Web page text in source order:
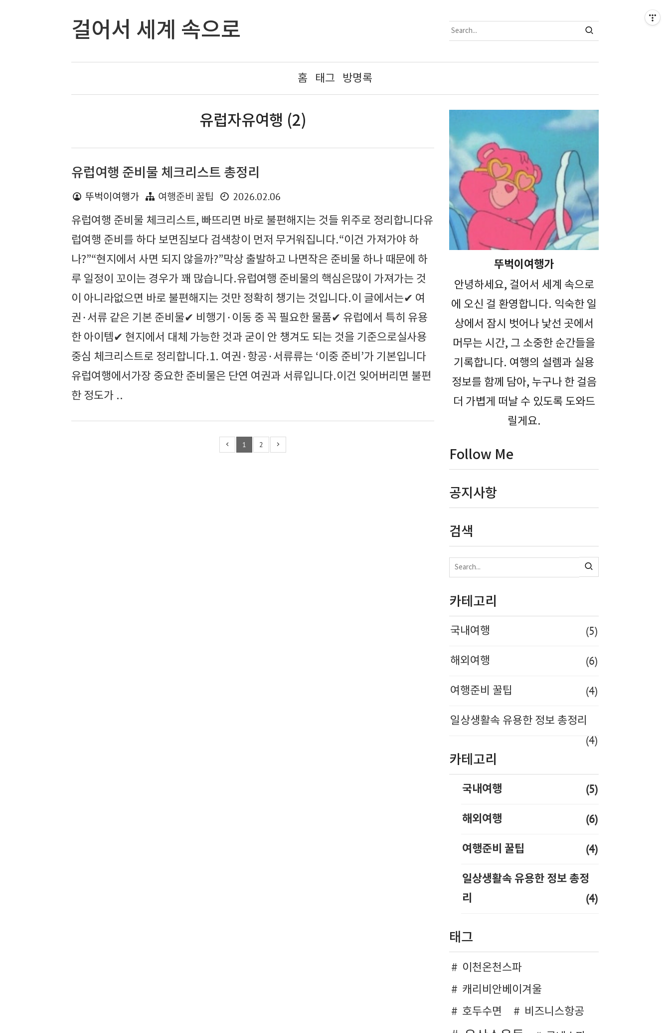
걸어서 세계 속으로
홈 태그 방명록
유럽자유여행 (2)
유럽여행 준비물 체크리스트 총정리
뚜벅이여행가 여행준비 꿀팁
2026.02.06
유럽여행 준비물 체크리스트, 빠뜨리면 바로 불편해지는 것들 위주로 정리합니다유
럽여행 준비를 하다 보면짐보다 검색창이 먼저 무거워집니다.“이건 가져가야 하
나?”“현지에서 사면 되지 않을까?”막상 출발하고 나면작은 준비물 하나 때문에 하
루 일정이 꼬이는 경우가 꽤 많습니다.유럽여행 준비물의 핵심은많이 가져가는 것
이 아니라없으면 바로 불편해지는 것만 정확히 챙기는 것입니다.이 글에서는✔ 여
권·서류 같은 기본 준비물✔ 비행기·이동 중 꼭 필요한 물품✔ 유럽에서 특히 유용
한 아이템✔ 현지에서 대체 가능한 것과 굳이 안 챙겨도 되는 것을 기준으로실사용
중심 체크리스트로 정리합니다.1. 여권·항공·서류류는 ‘이중 준비’가 기본입니다
유럽여행에서가장 중요한 준비물은 단연 여권과 서류입니다.이건 잊어버리면 불편
한 정도가 ..
1 2
뚜벅이여행가
안녕하세요, 걸어서 세계 속으로
에 오신 걸 환영합니다. 익숙한 일
상에서 잠시 벗어나 낯선 곳에서
머무는 시간, 그 소중한 순간들을
기록합니다. 여행의 설렘과 실용
정보를 함께 담아, 누구나 한 걸음
더 가볍게 떠날 수 있도록 도와드
릴게요.
Follow Me
공지사항
검색
카테고리
국내여행 (5)
해외여행 (6)
여행준비 꿀팁 (4)
일상생활속 유용한 정보 총정리
(4)
카테고리
국내여행 (5)
해외여행 (6)
여행준비 꿀팁 (4)
일상생활속 유용한 정보 총정
리
(4)
태그
이천온천스파
캐리비안베이겨울
호두수면
비즈니스항공